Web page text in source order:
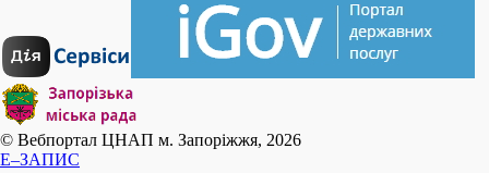
© Вебпортал ЦНАП м. Запоріжжя, 2026
E–ЗАПИС